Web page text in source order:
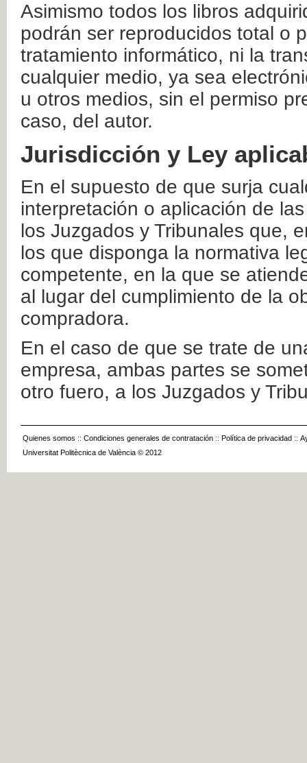
Asimismo todos los libros
podrán ser reproducidos total o
tratamiento informático, ni la
cualquier medio, ya sea
u otros medios, sin el permiso
caso, del autor.
Jurisdicción y Ley
En el supuesto de que surja
interpretación o aplicación de
los Juzgados y Tribunales que,
los que disponga la normativa
competente, en la que se
al lugar del cumplimiento de la
compradora.
En el caso de que se trate de
empresa, ambas partes se
otro fuero, a los Juzgados y
Quienes somos :: Condiciones generales de contratación :: Política de privacidad ::
Universitat Politècnica de València © 2012